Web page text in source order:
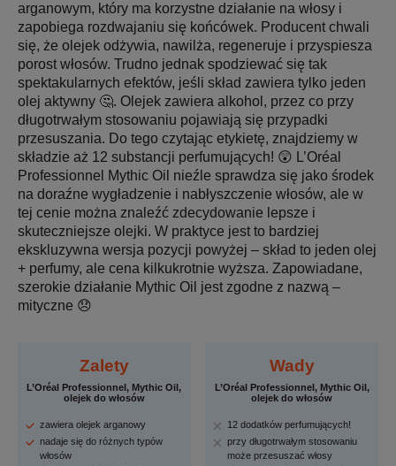
arganowym, który ma korzystne działanie na włosy i
zapobiega rozdwajaniu się końcówek. Producent chwali
się, że olejek odżywia, nawilża, regeneruje i przyspiesza
porost włosów. Trudno jednak spodziewać się tak
spektakularnych efektów, jeśli skład zawiera tylko jeden
olej aktywny 🤔. Olejek zawiera alkohol, przez co przy
długotrwałym stosowaniu pojawiają się przypadki
przesuszania. Do tego czytając etykietę, znajdziemy w
składzie aż 12 substancji perfumujących! 😲 L’Oréal
Professionnel Mythic Oil nieźle sprawdza się jako środek
na doraźne wygładzenie i nabłyszczenie włosów, ale w
tej cenie można znaleźć zdecydowanie lepsze i
skuteczniejsze olejki. W praktyce jest to bardziej
ekskluzywna wersja pozycji powyżej – skład to jeden olej
+ perfumy, ale cena kilkukrotnie wyższa. Zapowiadane,
szerokie działanie Mythic Oil jest zgodne z nazwą –
mityczne 😞
Zalety
L’Oréal Professionnel, Mythic Oil,
olejek do włosów
zawiera olejek arganowy
nadaje się do różnych typów
włosów
Wady
L’Oréal Professionnel, Mythic Oil,
olejek do włosów
12 dodatków perfumujących!
przy długotrwałym stosowaniu
może przesuszać włosy